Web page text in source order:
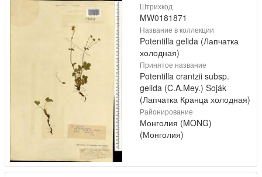
Штрихкод
MW0181871
Название в коллекции
Potentilla gelida (Лапчатка
холодная)
Принятое название
Potentilla crantzii subsp.
gelida (C.A.Mey.) Soják
(Лапчатка Кранца холодная)
Районирование
Монголия (MONG)
(Монголия)